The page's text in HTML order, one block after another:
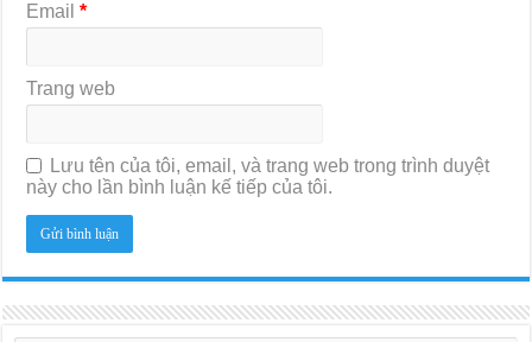
Email*
Trang web
Lưu tên của tôi, email, và trang web trong trình duyệt
này cho lần bình luận kế tiếp của tôi.